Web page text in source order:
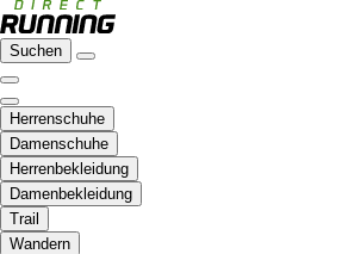
Suchen
Herrenschuhe
Damenschuhe
Herrenbekleidung
Damenbekleidung
Trail
Wandern